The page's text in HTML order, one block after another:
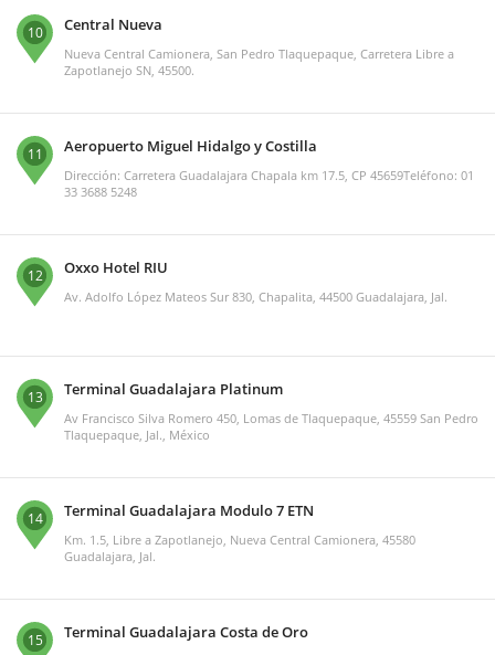
10 Central Nueva
Nueva Central Camionera, San Pedro Tlaquepaque, Carretera Libre a
Zapotlanejo SN, 45500.
11 Aeropuerto Miguel Hidalgo y Costilla
Dirección: Carretera Guadalajara Chapala km 17.5, CP 45659Teléfono: 01
33 3688 5248
12 Oxxo Hotel RIU
Av. Adolfo López Mateos Sur 830, Chapalita, 44500 Guadalajara, Jal.
13 Terminal Guadalajara Platinum
Av Francisco Silva Romero 450, Lomas de Tlaquepaque, 45559 San Pedro
Tlaquepaque, Jal., México
14 Terminal Guadalajara Modulo 7 ETN
Km. 1.5, Libre a Zapotlanejo, Nueva Central Camionera, 45580
Guadalajara, Jal.
15 Terminal Guadalajara Costa de Oro